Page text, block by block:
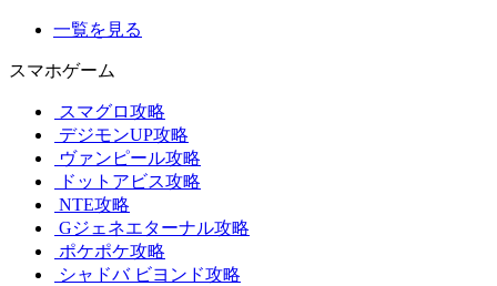
一覧を見る
スマホゲーム
スマグロ攻略
デジモンUP攻略
ヴァンピール攻略
ドットアビス攻略
NTE攻略
Gジェネエターナル攻略
ポケポケ攻略
シャドバ ビヨンド攻略